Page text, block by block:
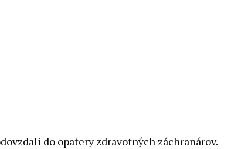
do opatery zdravotných záchranárov.